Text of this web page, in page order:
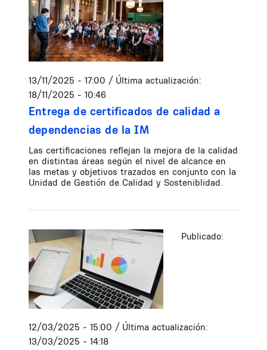
13/11/2025 - 17:00 / Última actualización:
18/11/2025 - 10:46
Entrega de certificados de calidad a
dependencias de la IM
Las certificaciones reflejan la mejora de la calidad
en distintas áreas según el nivel de alcance en
las metas y objetivos trazados en conjunto con la
Unidad de Gestión de Calidad y Sosteniblidad.
Publicado:
12/03/2025 - 15:00 / Última actualización:
13/03/2025 - 14:18